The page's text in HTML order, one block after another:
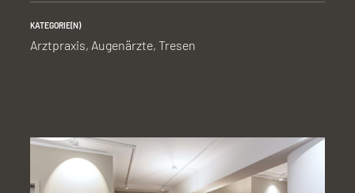
KATEGORIE(N)
Arztpraxis, Augenärzte, Tresen